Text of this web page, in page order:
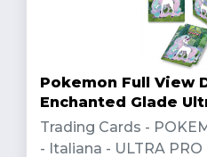
Pokemon Full View
Enchanted Glade
Trading Cards -
- Italiana - ULTRA PRO